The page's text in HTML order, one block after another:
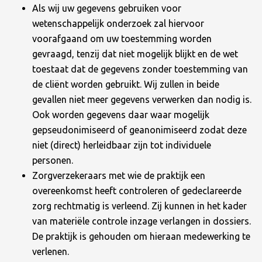
Als wij uw gegevens gebruiken voor
wetenschappelijk onderzoek zal hiervoor
voorafgaand om uw toestemming worden
gevraagd, tenzij dat niet mogelijk blijkt en de wet
toestaat dat de gegevens zonder toestemming van
de cliënt worden gebruikt. Wij zullen in beide
gevallen niet meer gegevens verwerken dan nodig is.
Ook worden gegevens daar waar mogelijk
gepseudonimiseerd of geanonimiseerd zodat deze
niet (direct) herleidbaar zijn tot individuele
personen.
Zorgverzekeraars met wie de praktijk een
overeenkomst heeft controleren of gedeclareerde
zorg rechtmatig is verleend. Zij kunnen in het kader
van materiële controle inzage verlangen in dossiers.
De praktijk is gehouden om hieraan medewerking te
verlenen.